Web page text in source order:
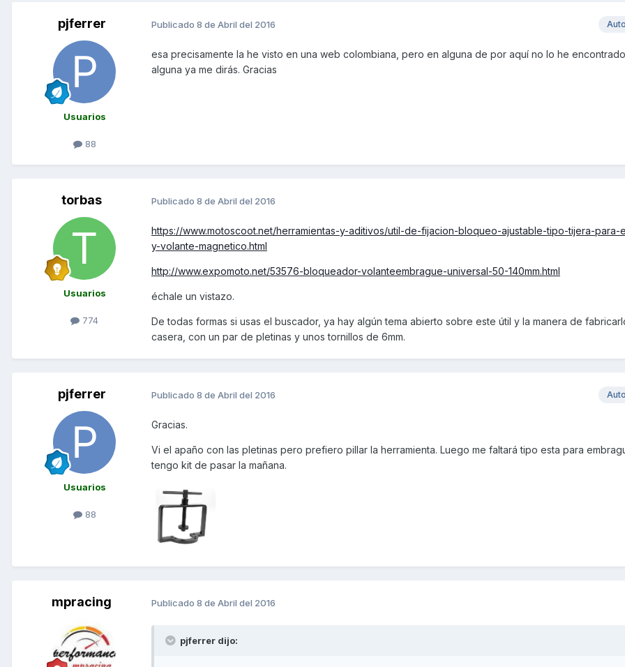
pjferrer
Usuarios
88
Publicado 8 de Abril del 2016
esa precisamente la he visto en una web colombiana, pero en alguna de por aquí no lo he
alguna ya me dirás. Gracias
torbas
Usuarios
774
Publicado 8 de Abril del 2016
https://www.motoscoot.net/herramientas-y-aditivos/util-de-fijacion-bloqueo-ajustable-tipo-tijera-para-
y-volante-magnetico.html
http://www.expomoto.net/53576-bloqueador-volanteembrague-universal-50-140mm.html
échale un vistazo.
De todas formas si usas el buscador, ya hay algún tema abierto sobre este útil y la manera de
casera, con un par de pletinas y unos tornillos de 6mm.
pjferrer
Usuarios
88
Publicado 8 de Abril del 2016
Gracias.
Vi el apaño con las pletinas pero prefiero pillar la herramienta. Luego me faltará tipo esta para
tengo kit de pasar la mañana.
mpracing Publicado 8 de Abril del 2016
pjferrer dijo: